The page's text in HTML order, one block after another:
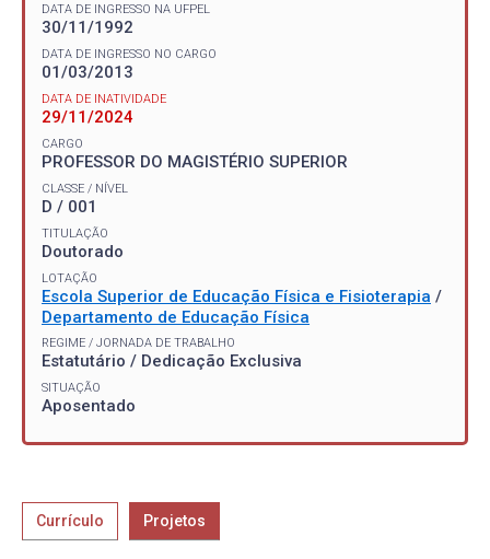
DATA DE INGRESSO NA UFPEL
30/11/1992
DATA DE INGRESSO NO CARGO
01/03/2013
DATA DE INATIVIDADE
29/11/2024
CARGO
PROFESSOR DO MAGISTÉRIO SUPERIOR
CLASSE / NÍVEL
D / 001
TITULAÇÃO
Doutorado
LOTAÇÃO
Escola Superior de Educação Física e Fisioterapia /
Departamento de Educação Física
REGIME / JORNADA DE TRABALHO
Estatutário / Dedicação Exclusiva
SITUAÇÃO
Aposentado
Currículo Projetos